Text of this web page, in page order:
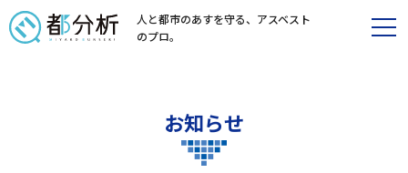
人と都市のあすを守る、 アスベスト
のプロ。
お知らせ